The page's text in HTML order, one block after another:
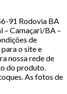
91 Rodovia BA
– Camaçari/BA –
de
o site e
nossa rede de
do produto.
As fotos de